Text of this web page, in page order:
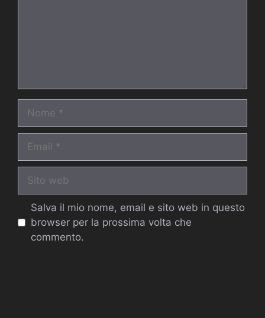
Salva il mio nome, email e sito web in questo
browser per la prossima volta che
commento.